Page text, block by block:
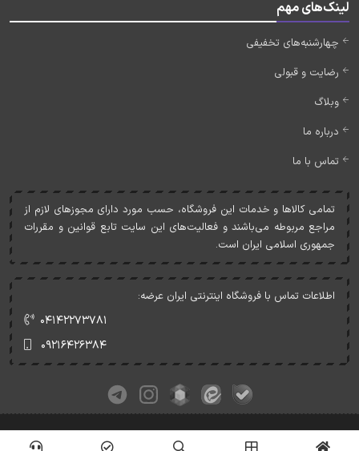
لینک‌های مهم
چهارشنبه‌های تخفیفی
رضایت و قبولی
وبلاگ
درباره ما
تماس با ما
تمامی کالاها و خدمات اين فروشگاه، حسب مورد دارای مجوزهای لازم از
مراجع مربوطه می‌باشند و فعاليت‌های اين سايت تابع قوانين و مقررات
جمهوری اسلامی ايران است.
اطلاعات تماس با فروشگاه اینترنتی ایران عرضه:
۰۴۱۴۲۲۷۳۷۸۱
۰۹۲۱۶۴۲۶۳۸۴
کلیه حقوق این وبسایت متعلق به ایران عرضه می‌باشد.